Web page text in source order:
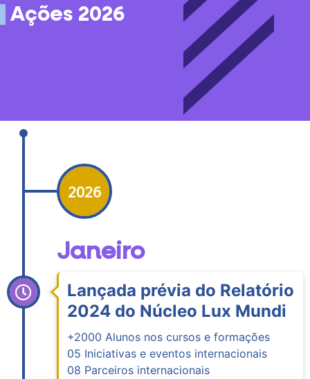
Ações 2026
2026
Janeiro
Lançada prévia do Relatório
2024 do Núcleo Lux Mundi
+2000 Alunos nos cursos e formações
05 Iniciativas e eventos internacionais
08 Parceiros internacionais